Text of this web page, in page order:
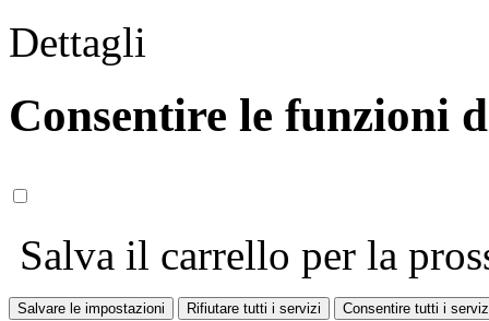
Dettagli
Consentire le funzioni
Salva il carrello per la
Salvare le impostazioni Rifiutare tutti i servizi Consentire tutti i